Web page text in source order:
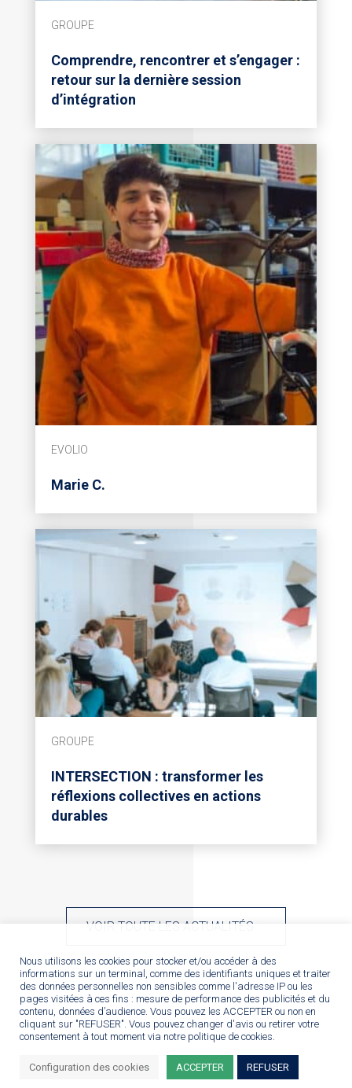
GROUPE
Comprendre, rencontrer et s’engager :
retour sur la dernière session
d’intégration
EVOLIO
Marie C.
GROUPE
INTERSECTION : transformer les
réflexions collectives en actions
durables
VOIR TOUTE LES ACTUALITÉS
Nous utilisons les cookies pour stocker et/ou accéder à des
informations sur un terminal, comme des identifiants uniques et traiter
des données personnelles non sensibles comme l'adresse IP ou les
pages visitées à ces fins : mesure de performance des publicités et du
contenu, données d’audience. Vous pouvez les ACCEPTER ou non en
cliquant sur "REFUSER". Vous pouvez changer d'avis ou retirer votre
consentement à tout moment via notre politique de cookies.
Configuration des cookies ACCEPTER REFUSER